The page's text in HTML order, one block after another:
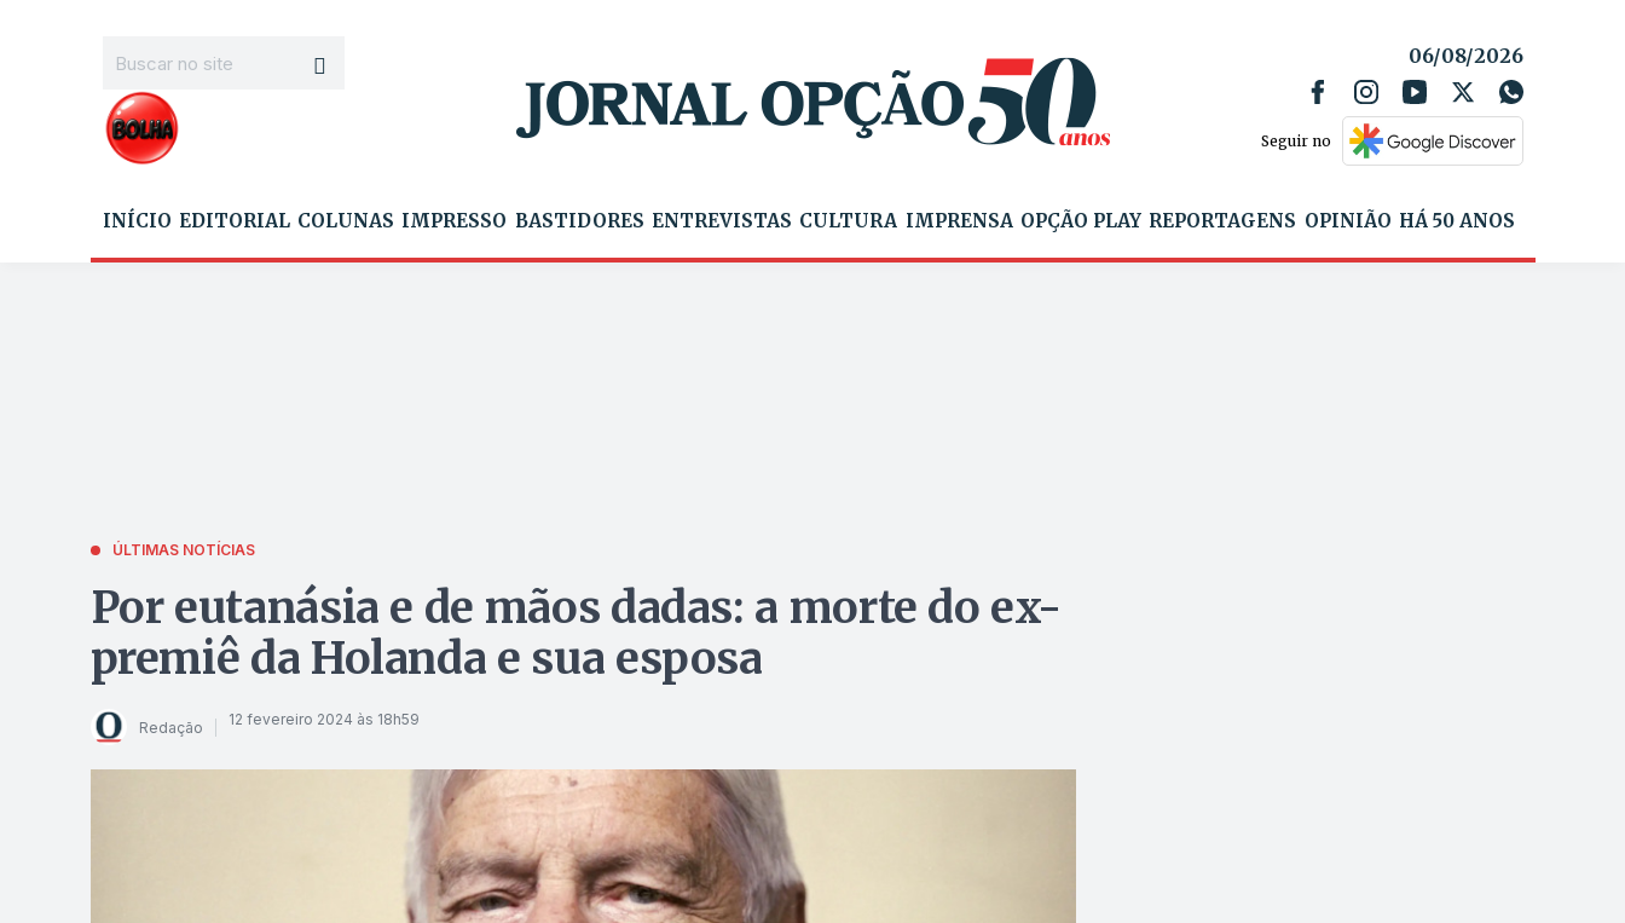
06/08/2026
Seguir no
INÍCIO EDITORIAL COLUNAS IMPRESSO BASTIDORES ENTREVISTAS CULTURA IMPRENSA OPÇÃO PLAY REPORTAGENS OPINIÃO HÁ 50 ANOS
ÚLTIMAS NOTÍCIAS
Por eutanásia e de mãos dadas: a morte do ex-
premiê da Holanda e sua esposa
Redação 12 fevereiro 2024 às 18h59